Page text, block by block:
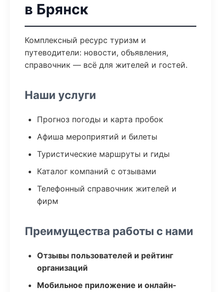
в Брянск
Комплексный ресурс туризм и
путеводители: новости, объявления,
справочник — всё для жителей и гостей.
Наши услуги
Прогноз погоды и карта пробок
Афиша мероприятий и билеты
Туристические маршруты и гиды
Каталог компаний с отзывами
Телефонный справочник жителей и
фирм
Преимущества работы с нами
Отзывы пользователей и рейтинг
организаций
Мобильное приложение и онлайн-